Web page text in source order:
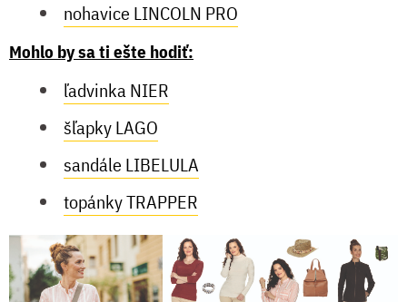
nohavice LINCOLN PRO
Mohlo by sa ti ešte hodiť:
ľadvinka NIER
šľapky LAGO
sandále LIBELULA
topánky TRAPPER